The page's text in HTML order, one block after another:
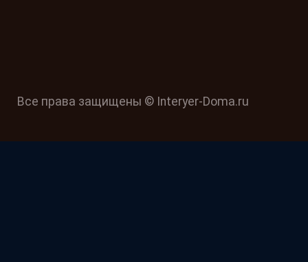
Все права защищены © Interyer-Doma.ru